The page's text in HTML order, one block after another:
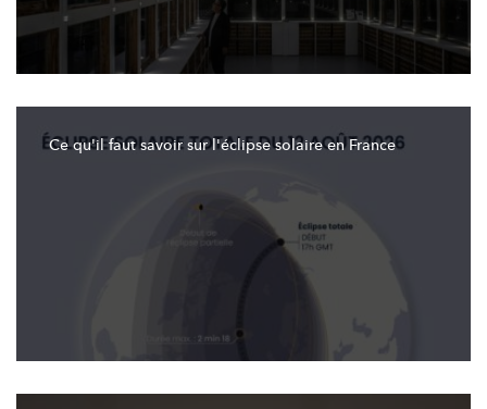
Ce qu'il faut savoir surl'éclipsesolaire en France